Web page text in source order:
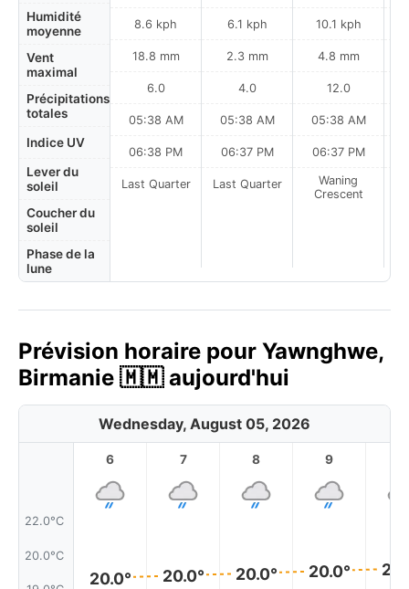
Humidité
moyenne
Vent
maximal
Précipitations
totales
Indice UV
Lever du
soleil
Coucher du
soleil
Phase de la
lune
8.6 kph
18.8 mm
6.0
05:38 AM
06:38 PM
Last Quarter
6.1 kph
2.3 mm
4.0
05:38 AM
06:37 PM
Last Quarter
10.1 kph
4.8 mm
12.0
05:38 AM
06:37 PM
Waning
Crescent
Prévision horaire pour Yawnghwe,
Birmanie 🇲🇲 aujourd'hui
Wednesday, August 05, 2026
22.0°C
20.0°C
6
20.0°
7
20.0°
8
20.0°
9
20.0°